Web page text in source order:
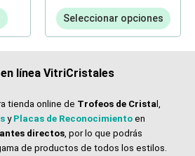
Seleccionar opciones
línea VitriCristales
tienda online de Trofeos de Crista
y Placas de Reconocimiento en
directos , por lo que podrás
de productos de todos los estilos.